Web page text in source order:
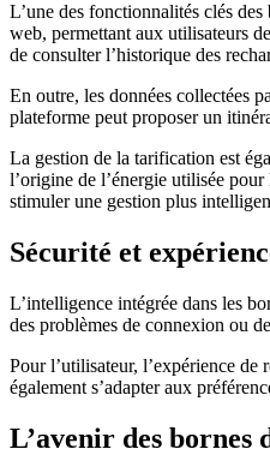
L’une des fonctionnalités clés
web, permettant aux utilisateurs
de consulter l’historique des
En outre, les données collectées
plateforme peut proposer un
La gestion de la tarification est
l’origine de l’énergie utilisée
stimuler une gestion plus
Sécurité et
L’intelligence intégrée dans les
des problèmes de connexion ou
Pour l’utilisateur, l’expérience de
également s’adapter aux
L’avenir des